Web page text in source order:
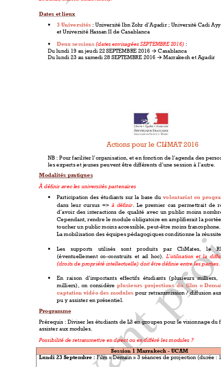
Dates et lieux
 3 Universités : Université Ibn Zohr d’Agadir ; Université Cadi Ay
et Université Hassan II de Casablanca
 Deux sessions (dates envisagées SEPTEMBRE 2016) :
Du lundi 19 au jeudi 22 SEPTEMBRE 2016  Casablanca
Du lundi 23 au samedi 28 SEPTEMBRE 2016  Marrakech et Agadir
Actions pour le CLIMAT 2016
NB : Pour faciliter l’organisation, et en fonction de l’agenda des
les experts et jeunes peuvent être différents d’une session à l’autre.
Modalités pratiques
À définir avec les universités partenaires
 Participation des étudiants sur la base du volontariat ou
dans
leur cursus => à définir. Le premier cas permettrait de
d’avoir des interactions de qualité avec un public moins
Cependant, rendre le module obligatoire en amplifierait la
toucher un public moins accessible, peut-être moins francopho
La mobilisation des équipes pédagogiques conditionne la ré
 Les supports utilisés sont produits par CliMates, le R
(éventuellement
  c
o-construits  et
  ad
  hoc)
. L’utilisation et la
(droits de propriété intellectuelle) doit être définie entre les parties.
 En raison d’importants effectifs étudiants (plusieurs milliers,
milliers),
on considère plusieurs projections du film «
captation vidéo des modules pour retransmission / diffusion
pu y assister en présentiel.
Programme
Prérequis : Diviser les étudiants de L3 en groupes pour le visionnage du
assister aux modules.
Possibilité de retransmettre en direct ou en différé les modules ?
Session 1 Marrakech - UCAM
Lundi 23 Septembre : Film « Demain » 3 séances de projection (durée :